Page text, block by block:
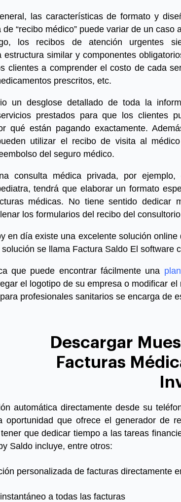
las características de formato y
de “recibo médico”puede variar de un caso
los recibos de atención urgentes
estructura similar y componentes
clientes a comprender el costo de cada
prescritos, etc.
un desglose detallado de toda la
prestados para que los clientes
qué están pagando exactamente.
utilizar el recibo de visita al médico
del seguro médico.
consulta médica privada, por ejemplo,
tendrá que elaborar un formato
médicas. No tiene sentido dedicar
los formularios del recibo del
en día existe una excelente solución
se llama Factura SaldoEl software
que puede encontrar fácilmente una
el logotipo de su empresa o modificar
profesionales sanitarios se encarga de
Descargar
Facturas
automática directamente desde su
oportunidad que ofrece el generador de
que dedicar tiempo a las tareas
Saldo incluye, entre otros:
personalizada de facturas directamente
a todas las facturas